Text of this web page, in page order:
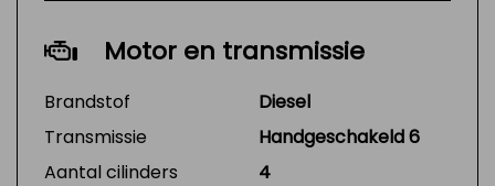
Motor en transmissie
Brandstof
Diesel
Transmissie
Handgeschakeld 6
Aantal cilinders
4